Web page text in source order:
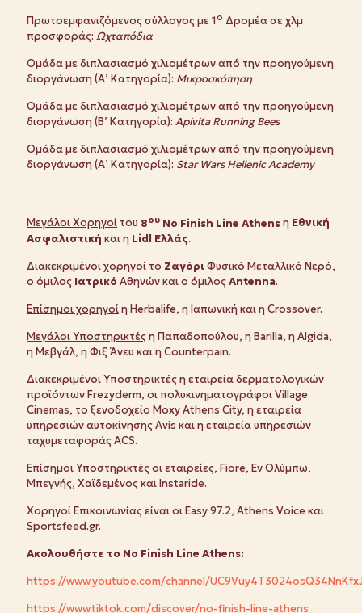
Πρωτοεμφανιζόμενoς σύλλογος με 1ο Δρομέα σε χλμ
προσφοράς: Ωχταπόδια
Ομάδα με διπλασιασμό χιλιομέτρων από την προηγούμενη
διοργάνωση (Α’ Κατηγορία): Μικροσκόπηση
Ομάδα με διπλασιασμό χιλιομέτρων από την προηγούμενη
διοργάνωση (Β’ Κατηγορία): Apivita Running Bees
Ομάδα με διπλασιασμό χιλιομέτρων από την προηγούμενη
διοργάνωση (Α’ Κατηγορία): Star Wars HellenicAcademy
Μεγάλοι Χορηγοί του 8ου No Finish Line Athensη Εθνική
Ασφαλιστική και η Lidl Ελλάς.
Διακεκριμένοι χορηγοί το ΖαγόριΦυσικό Μεταλλικό Νερό,
ο όμιλος Ιατρικό Αθηνών και ο όμιλοςAntenna.
Επίσημοι χορηγοίη Herbalife, η Ιαπωνική και η Crossover.
Μεγάλοι Υποστηρικτέςη Παπαδοπούλου, η Barilla, η Algida,
η Μεβγάλ, η Φιξ Άνευ και η Counterpain.
Διακεκριμένοι Υποστηρικτές η εταιρεία δερματολογικών
προϊόντων Frezyderm, οι πολυκινηματογράφοι Village
Cinemas, το ξενοδοχείο Moxy Athens City, η εταιρεία
υπηρεσιών αυτοκίνησης Avis και η εταιρεία υπηρεσιών
ταχυμεταφοράς ACS.
Επίσημοι Υποστηρικτές οι εταιρείες, Fiore, Εν Ολύμπω,
Μπεγνής, Χαϊδεμένος και Instaride.
Χορηγοί Επικοινωνίας είναι οι Easy 97.2, Athens Voice και
Sportsfeed.gr.
Ακολουθήστε το No Finish Line Athens:
https://www.youtube.com/channel/
https://www.tiktok.com/discover/no-finish-line-athens